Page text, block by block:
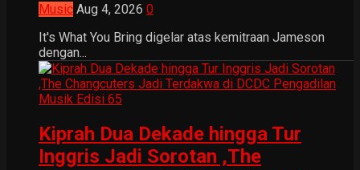
Music Aug 4, 2026 0
It's What You Bring digelar atas kemitraan Jameson
dengan...
Kiprah Dua Dekade hingga Tur
Inggris Jadi Sorotan ,The